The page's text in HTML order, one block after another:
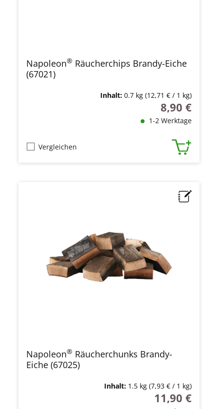
Napoleon® Räucherchips Brandy-Eiche
(67021)
Inhalt: 0.7 kg (12,71 € / 1 kg)
Regulärer
8,90 €
1-2 Werktage
Vergleichen
Napoleon® Räucherchunks Brandy-
Eiche (67025)
Inhalt: 1.5 kg (7,93 € / 1 kg)
Regulärer Preis:
11,90 €